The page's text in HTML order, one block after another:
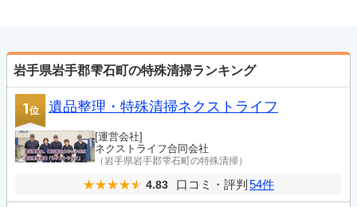
岩手県岩手郡雫石町の特殊清掃ランキング
1位 遺品整理・特殊清掃ネクストライフ
[運営会社]
ネクストライフ合同会社
（岩手県岩手郡雫石町の特殊清掃）
4.83 口コミ・評判 54件